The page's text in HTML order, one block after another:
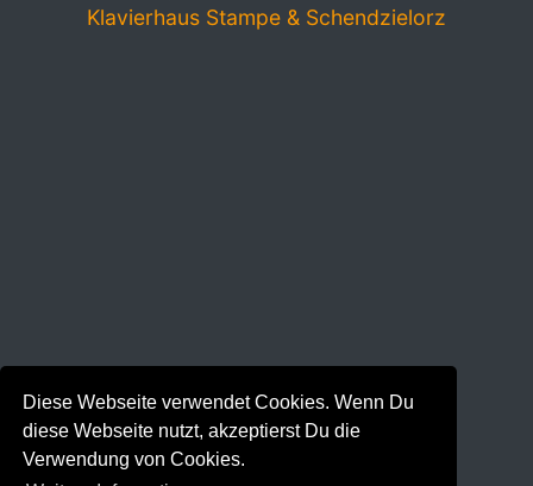
Diese Webseite verwendet Cookies. Wenn Du
diese Webseite nutzt, akzeptierst Du die
Verwendung von Cookies.
Klavierhaus Stampe & Schendzielorz